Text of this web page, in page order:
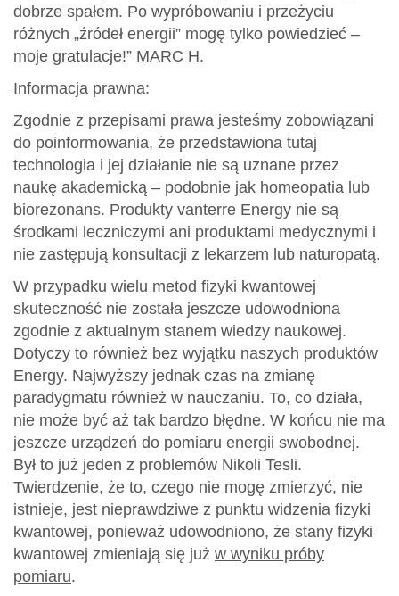
dobrze spałem. Po wypróbowaniu i przeżyciu
różnych „źródeł energii” mogę tylko powiedzieć –
moje gratulacje!” MARC H.
Informacja prawna:
Zgodnie z przepisami prawa jesteśmy zobowiązani
do poinformowania, że przedstawiona tutaj
technologia i jej działanie nie są uznane przez
naukę akademicką – podobnie jak homeopatia lub
biorezonans. Produkty vanterre Energy nie są
środkami leczniczymi ani produktami medycznymi i
nie zastępują konsultacji z lekarzem lub naturopatą.
W przypadku wielu metod fizyki kwantowej
skuteczność nie została jeszcze udowodniona
zgodnie z aktualnym stanem wiedzy naukowej.
Dotyczy to również bez wyjątku naszych produktów
Energy. Najwyższy jednak czas na zmianę
paradygmatu również w nauczaniu. To, co działa,
nie może być aż tak bardzo błędne. W końcu nie ma
jeszcze urządzeń do pomiaru energii swobodnej.
Był to już jeden z problemów Nikoli Tesli.
Twierdzenie, że to, czego nie mogę zmierzyć, nie
istnieje, jest nieprawdziwe z punktu widzenia fizyki
kwantowej, ponieważ udowodniono, że stany fizyki
kwantowej zmieniają się już w wyniku próby
pomiaru.